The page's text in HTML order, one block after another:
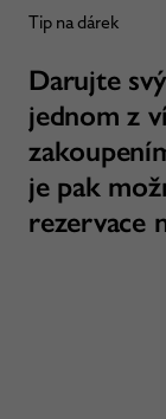
Tip na dárek
Darujte
jednom z
je pak
rezervace